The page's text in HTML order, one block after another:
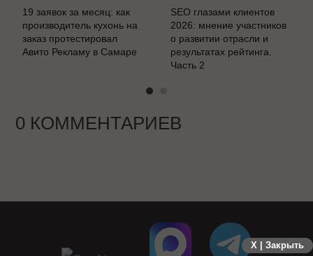
19 заявок за месяц: как
производитель кухонь на
заказ протестировал
Авито Рекламу в Самаре
SEO глазами клиентов
2026: мнение участников
о развитии отрасли и
результатах рейтинга.
Часть 2
0 КОММЕНТАРИЕВ
X | Закрыть